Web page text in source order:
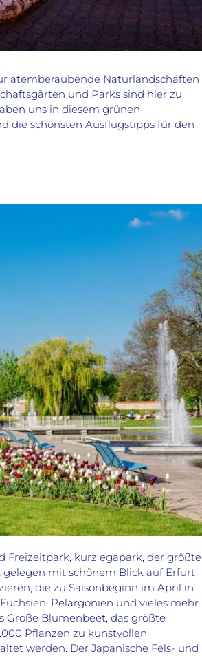
atemberaubende Naturlandschaften
und Parks sind hier zu
uns in diesem grünen
die schönsten Ausflugstipps für den
Freizeitpark, kurz egapark, der größte
mit schönem Blick auf Erfurt
die zu Saisonbeginn im April in
Pelargonien und vieles mehr
Große Blumenbeet, das größte
Pflanzen zu kunstvollen
werden. Der Japanische Fels- und